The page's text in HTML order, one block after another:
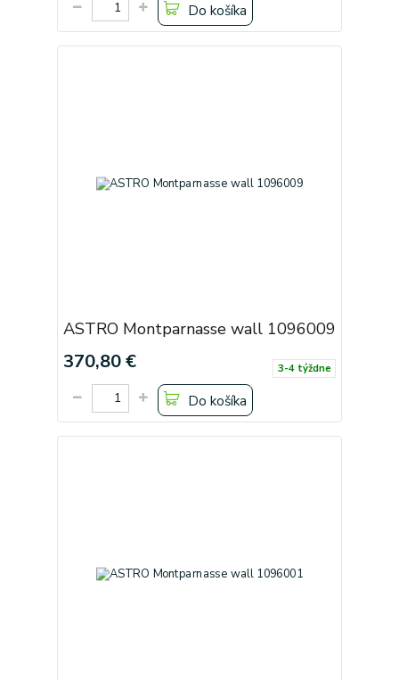
Do košíka
ASTRO Montparnasse wall 1096009
370,80 € 3-4 týždne
Do košíka